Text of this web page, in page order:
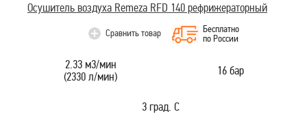
Осушитель воздуха Remeza RFD 140 рефрижераторный
Сравнить товар
Бесплатно
по России
2.33 м3/мин
(2330 л/мин)
16 бар
3 град. С